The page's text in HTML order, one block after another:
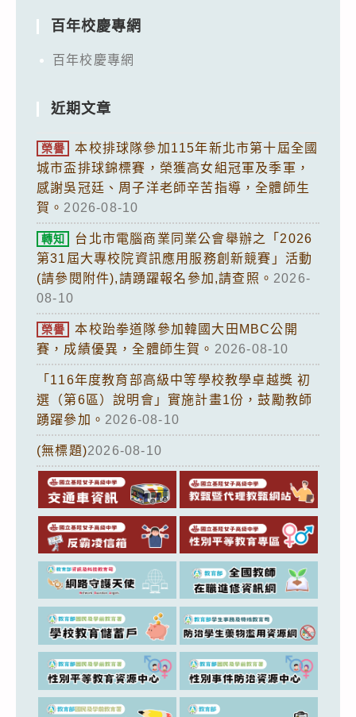
百年校慶專網
百年校慶專網
近期文章
榮譽
本校排球隊參加115年新北市第十屆全國
城市盃排球錦標賽，榮獲高女組冠軍及季軍，
感謝吳冠廷、周子洋老師辛苦指導，全體師生
賀。 2026-08-10
轉知
台北市電腦商業同業公會舉辦之「2026
第31屆大專校院資訊應用服務創新競賽」活動
(請參閱附件),請踴躍報名參加,請查照。 2026-
08-10
榮譽
本校跆拳道隊參加韓國大田MBC公開
賽，成績優異，全體師生賀。 2026-08-10
「116年度教育部高級中等學校教學卓越獎 初
選（第6區）說明會」實施計畫1份，鼓勵教師
踴躍參加。 2026-08-10
(無標題)2026-08-10